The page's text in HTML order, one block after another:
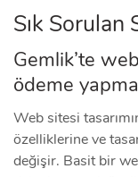
Sık Sorulan
Gemlik’te
ödeme
Web sitesi
özelliklerine ve
değişir. Basit bir